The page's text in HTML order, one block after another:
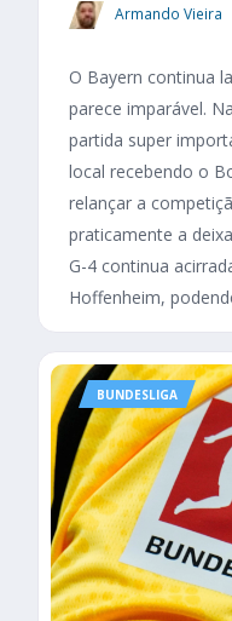
Armando Vieira
O Bayern continua
parece imparável.
partida super
local recebendo o
relançar a
praticamente a
G-4 continua
Hoffenheim,
BUNDESLIGA